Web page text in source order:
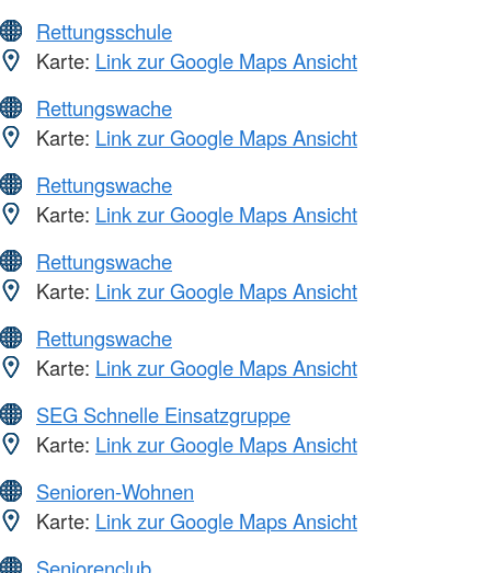
Rettungsschule
Karte: Link zur Google Maps Ansicht
Rettungswache
Karte: Link zur Google Maps Ansicht
Rettungswache
Karte: Link zur Google Maps Ansicht
Rettungswache
Karte: Link zur Google Maps Ansicht
Rettungswache
Karte: Link zur Google Maps Ansicht
SEG Schnelle Einsatzgruppe
Karte: Link zur Google Maps Ansicht
Senioren-Wohnen
Karte: Link zur Google Maps Ansicht